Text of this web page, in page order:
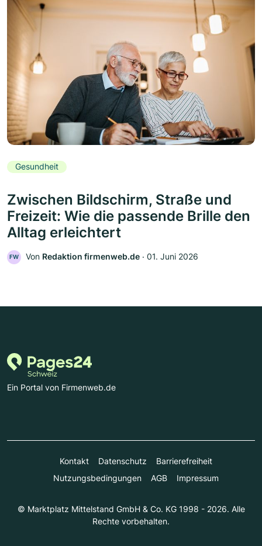
Gesundheit
Zwischen Bildschirm, Straße und
Freizeit: Wie die passende Brille den
Alltag erleichtert
FW Von Redaktion firmenweb.de ‧ 01. Juni 2026
Ein Portal von Firmenweb.de
Kontakt Datenschutz
Barrierefreiheit
Nutzungsbedingungen
AGB Impressum
© Marktplatz Mittelstand GmbH & Co. KG 1998 - 2026. Alle
Rechte vorbehalten.